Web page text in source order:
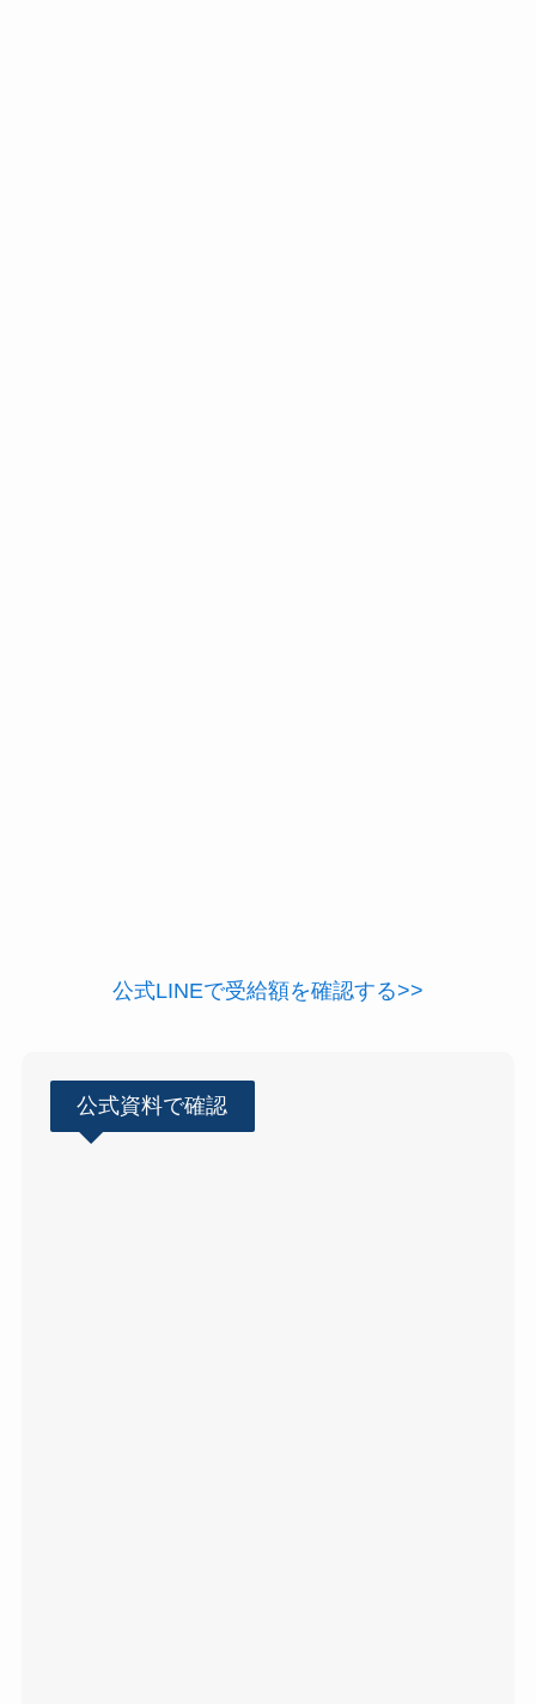
公式LINEで受給額を確認する>>
公式資料で確認